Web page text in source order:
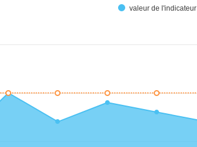
valeur de l'indicateur